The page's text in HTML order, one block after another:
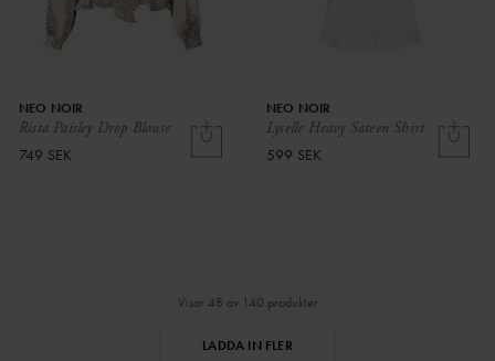
Rista Paisley Drop Blouse
NEO NOIR
749 SEK
Lyselle Heavy Sateen Shirt
NEO NOIR
599 SEK
Visar 48 av 140 produkter
LADDA IN FLER